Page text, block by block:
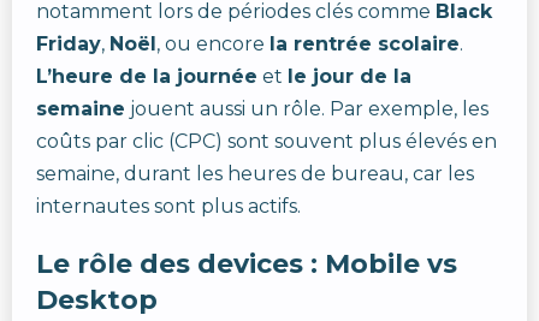
notamment lors de périodes clés comme Black
Friday, Noël, ou encore la rentrée scolaire.
L’heure de la journée et le jour de la
semaine jouent aussi un rôle. Par exemple, les
coûts par clic (CPC) sont souvent plus élevés en
semaine, durant les heures de bureau, car les
internautes sont plus actifs.
Le rôle des devices : Mobile vs
Desktop